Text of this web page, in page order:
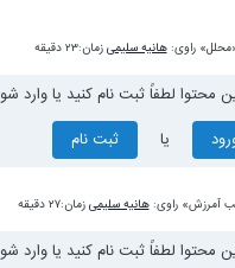
راوی:هانیه سلیمیزمان:۲۳ دقیقه
لطفاً ثبت نام کنید یا وارد شوید.
ثبت نام
راوی:هانیه سلیمیزمان:۲۷ دقیقه
لطفاً ثبت نام کنید یا وارد شوید.